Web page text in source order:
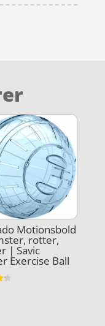
Motionsbold
rotter,
| Savic
Exercise Ball